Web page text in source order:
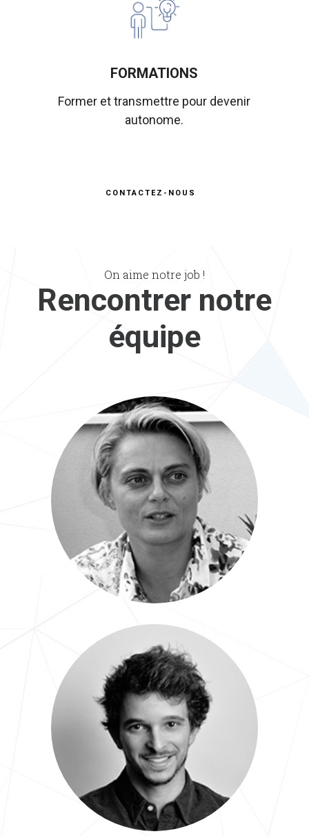
FORMATIONS
Former et transmettre pour devenir
autonome.
CONTACTEZ-NOUS
On aime notre job !
Rencontrer notre
équipe
Emmanuelle
Dirigeante Consultante
Maxime
Chef de projet Marketing Com